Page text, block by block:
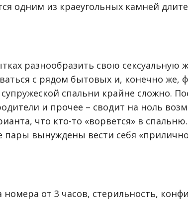
одним из краеугольных камней
разнообразить свою сексуальную
с рядом бытовых и, конечно же,
супружеской спальни крайне сложно.
и прочее – сводит на ноль
что кто-то «ворвется» в
пары вынуждены вести себя
номера от 3 часов, стерильность,